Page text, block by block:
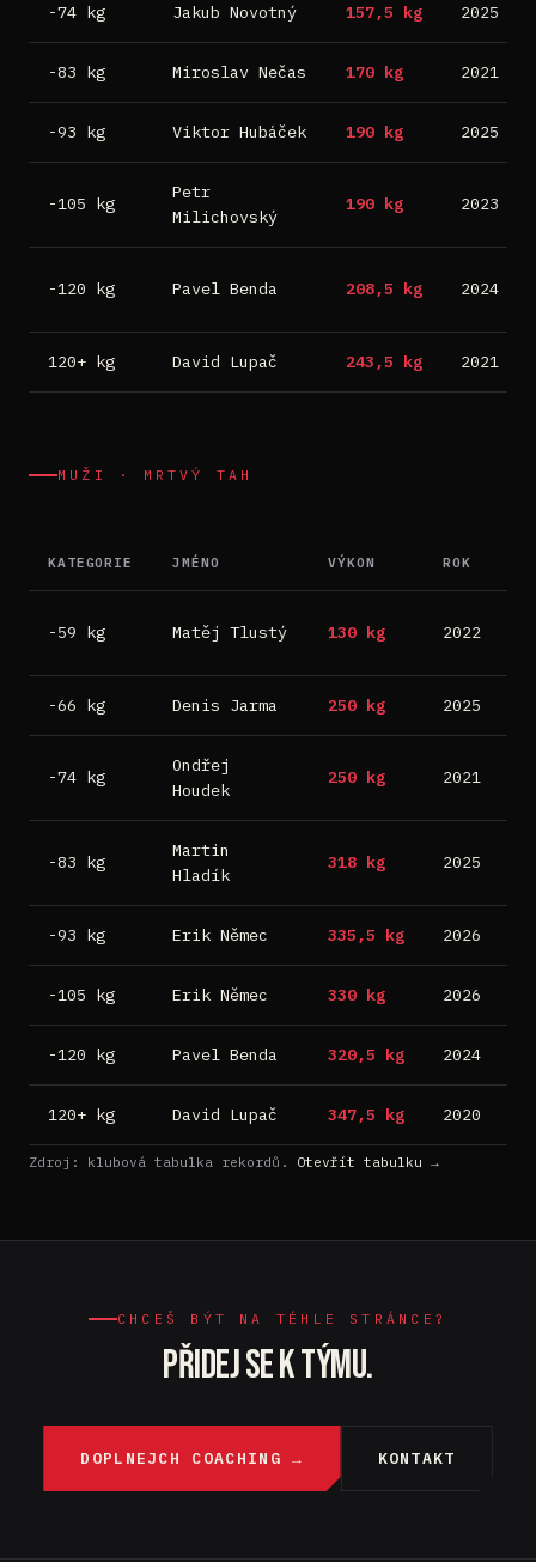
-74 kg Jakub Novotný 157,5 kg 2025
-83 kg Miroslav Nečas 170 kg 2021
-93 kg Viktor Hubáček 190 kg 2025
-105 kg
Petr
Milichovský
190 kg 2023
-120 kg Pavel Benda 208,5 kg 2024
120+ kg David Lupač 243,5 kg 2021
MUŽI · MRTVÝ TAH
KATEGORIE JMÉNO VÝKON ROK
-59 kg Matěj Tlustý 130 kg 2022
-66 kg Denis Jarma 250 kg 2025
-74 kg
Ondřej
Houdek
250 kg 2021
-83 kg
Martin
Hladík
318 kg 2025
-93 kg Erik Němec 335,5 kg 2026
-105 kg Erik Němec 330 kg 2026
-120 kg Pavel Benda 320,5 kg 2024
120+ kg David Lupač 347,5 kg 2020
Zdroj: klubová tabulka rekordů. Otevřít tabulku →
CHCEŠ BÝT NA TÉHLE STRÁNCE?
PŘIDEJ SE K TÝMU.
DOPLNEJCH COACHING → KONTAKT